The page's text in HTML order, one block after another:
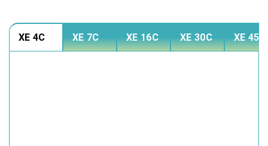
XE 4C XE 7C XE 16C XE 30C XE 45C